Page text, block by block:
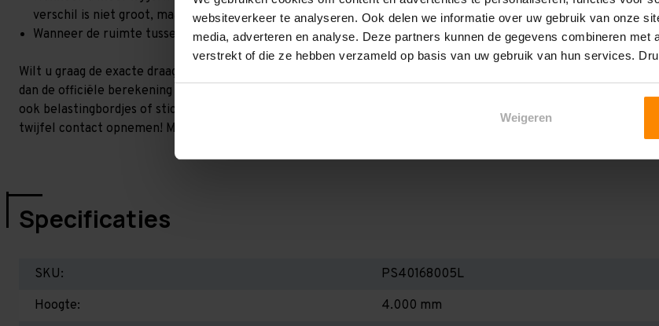
websiteverkeer te analyseren. Ook delen we informatie over uw gebruik van onze
media, adverteren en analyse. Deze partners kunnen de gegevens combineren met
verstrekt of die ze hebben verzameld op basis van uw gebruik van hun services.
Weigeren
verschil is niet groot, maar wel het beste om dit te laten berekenen!
Wanneer de ruimte tussen de liggerniveaus kleiner is dan 2,25 meter, valt de draagkracht juist iets hoger uit.
Wilt u graag de exacte draagkracht weten in uw situatie? Dan dient u even contact met ons op te nemen. Wij
dan de officiële berekening uit. Dit doen we gratis en voor niets bij aankoop van een rij palletstellingen. Wij
ook belastingbordjes of stickers meeleveren waar de draagkracht van uw situatie op beschreven staat! Kortom,
twijfel contact opnemen! Meer informatie op dit gebied:
Palletstellingen - Belangrijk om te weten!
Specificaties
SKU:
PS40168005L
Hoogte:
4.000 mm